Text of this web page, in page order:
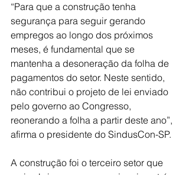
“Para que a construção tenha
segurança para seguir gerando
empregos ao longo dos próximos
meses, é fundamental que se
mantenha a desoneração da folha de
pagamentos do setor. Neste sentido,
não contribui o projeto de lei enviado
pelo governo ao Congresso,
reonerando a folha a partir deste ano”,
afirma o presidente do SindusCon-SP.
A construção foi o terceiro setor que